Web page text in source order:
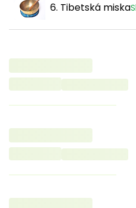
6. Tibetská miska